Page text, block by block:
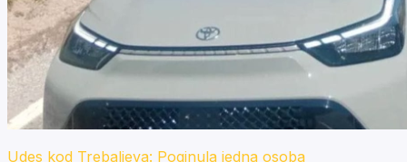
Udes kod Trebaljeva: Poginula jedna osoba